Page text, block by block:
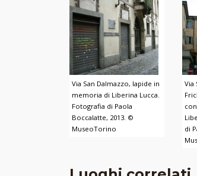
Via San Dalmazzo, lapide in
memoria di Liberina Lucca.
Fotografia di Paola
Boccalatte, 2013. ©
MuseoTorino
Via
di